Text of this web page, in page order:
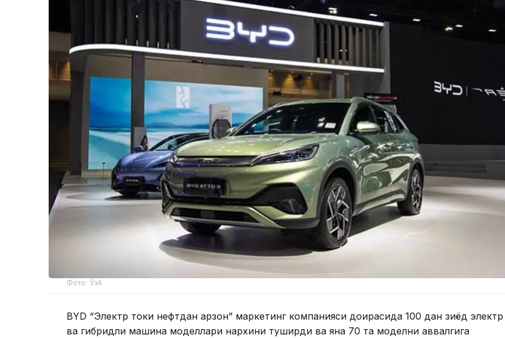
Фото: ЎзА
BYD “Электр токи нефтдан арзон” маркетинг компанияси доирасида 100 дан зиёд электр
ва гибридли машина моделлари нархини туширди ва яна 70 та моделни аввалгига